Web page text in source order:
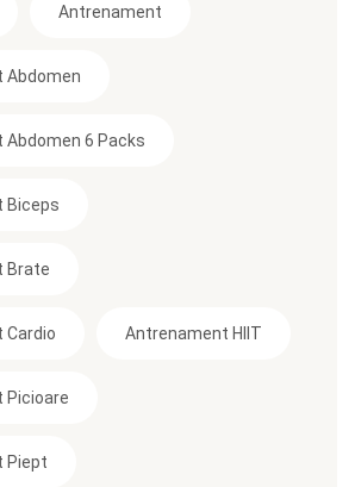
Antrenament
Abdomen
6 Packs
Biceps
Brate
Antrenament HIIT
Picioare
Piept